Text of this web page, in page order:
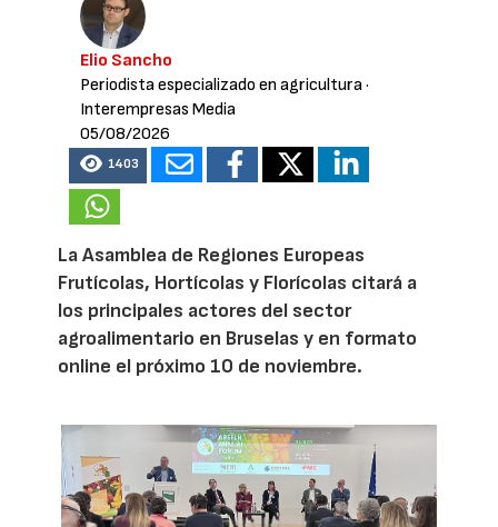
Elio Sancho
Periodista especializado en agricultura·
Interempresas Media
05/08/2026
1403
La Asamblea de Regiones Europeas
Frutícolas, Hortícolas y Florícolas citará a
los principales actores del sector
agroalimentario en Bruselas y en formato
online el próximo 10 de noviembre.